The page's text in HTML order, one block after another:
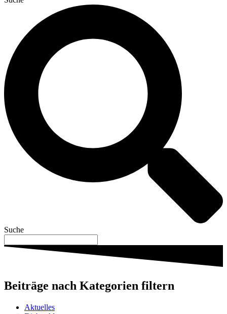
Suche
Beiträge nach Kategorien filtern
Aktuelles